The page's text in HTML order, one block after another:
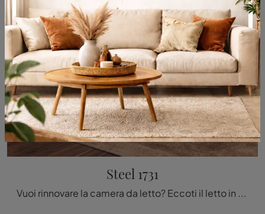
Steel 1731
Vuoi rinnovare la camera da letto? Eccoti il letto in tessuto Steel 1731 di Lago per spazi design.